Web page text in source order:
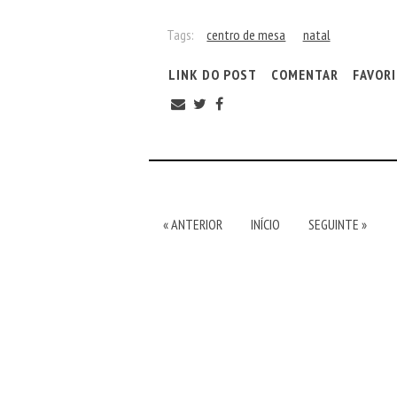
Tags: centro de mesa natal
LINK DO POST COMENTAR
« ANTERIOR INÍCIO SEGUINTE »